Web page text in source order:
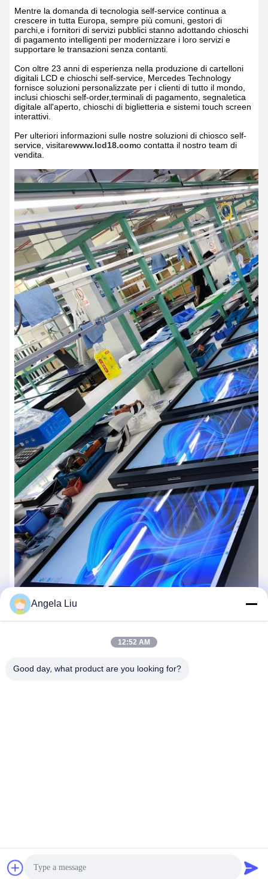
Mentre la domanda di tecnologia self-service continua a
crescere in tutta Europa, sempre più comuni, gestori di
parchi,e i fornitori di servizi pubblici stanno adottando chioschi
di pagamento intelligenti per modernizzare i loro servizi e
supportare le transazioni senza contanti.
Con oltre 23 anni di esperienza nella produzione di cartelloni
digitali LCD e chioschi self-service, Mercedes Technology
fornisce soluzioni personalizzate per i clienti di tutto il mondo,
inclusi chioschi self-order,terminali di pagamento, segnaletica
digitale all'aperto, chioschi di biglietteria e sistemi touch screen
interattivi.
Per ulteriori informazioni sulle nostre soluzioni di chiosco self-
service, visitarewww.lcd18.como contatta il nostro team di
vendita.
Angela Liu
12:52 AM
Good day, what product are you looking for?